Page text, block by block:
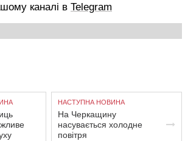
каналі в Telegram
НАСТУПНА НОВИНА
На Черкащину
насувається холодне
повітря